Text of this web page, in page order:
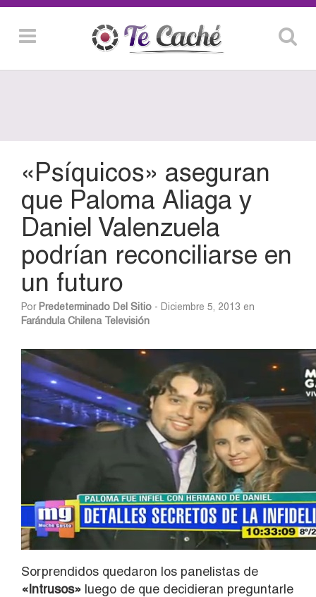
«Psíquicos» aseguran
que Paloma Aliaga y
Daniel Valenzuela
podrían reconciliarse en
un futuro
Por Predeterminado Del Sitio - Diciembre 5, 2013 en
Farándula Chilena Televisión
Sorprendidos quedaron los panelistas de
«Intrusos» luego de que decidieran preguntarle